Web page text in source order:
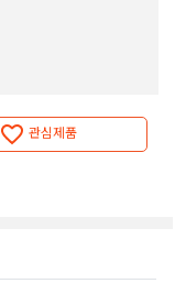
관심제품